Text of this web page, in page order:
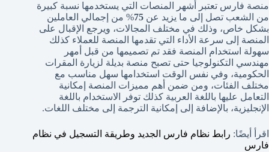
منصة فارس تعتبر أشهر المنصات التي يستخدمها نسبة كبيرة
من الشعب تصل إلى ما يزيد عن 75% من إجمالي العاملين
بشكل خاص، وذلك في مختلف المجالات، ويرجع الإقبال على
المنصة إلى سرعة الأداء التي تقدمها المنصة للعملاء كذلك
سهولة استخدام المنصة فقد تم تصميمها من قبل أمهر
مهندسي التكنولوجيا حتى تصبح منصة بديلة لزيارة المقرات
الحكومية، وفي نفس الوقت استخدامها سهل مناسب مع
مختلف الفئات، ومن ضمن أهم مميزات المنصة إمكانية
التعامل عليها باللغة العربية كذلك توفر الاستخدام باللغة
الإنجليزية، بالإضافة إلى إمكانية الترجمة إلى مختلف اللغات.
اقرأ أيضًا: رابط نظام فارس الجديد وطريقة التسجيل في نظام
فارس